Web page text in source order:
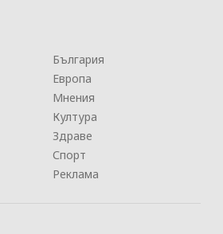
България
Европа
Мнения
Култура
Здраве
Спорт
Реклама